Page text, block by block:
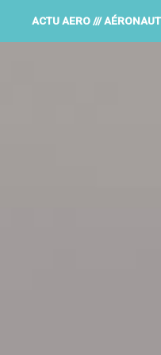
ACTU AERO ///